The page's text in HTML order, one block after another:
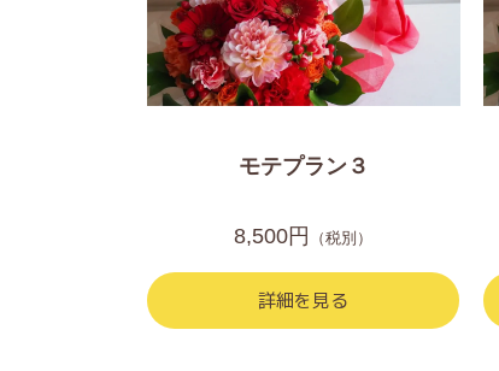
モテプラン３
8,500円 （税別）
詳細を見る